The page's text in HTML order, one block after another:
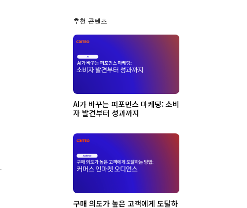
추천 콘텐츠
AI가 바꾸는 퍼포먼스 마케팅: 소비
자 발견부터 성과까지
구매 의도가 높은 고객에게 도달하